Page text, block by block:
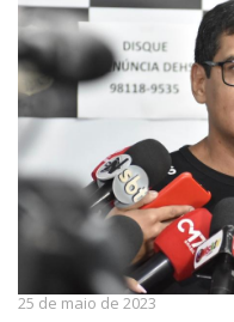
25 de maio de 2023